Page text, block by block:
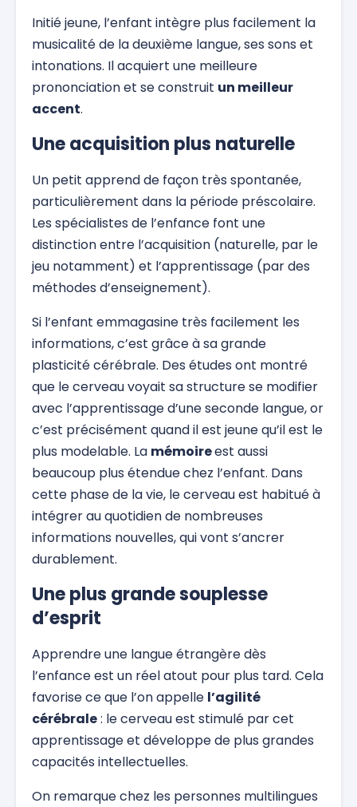
Initié jeune, l’enfant intègre plus facilement la
musicalité de la deuxième langue, ses sons et
intonations. Il acquiert une meilleure
prononciation et se construit un meilleur
accent.
Une acquisition plus naturelle
Un petit apprend de façon très spontanée,
particulièrement dans la période préscolaire.
Les spécialistes de l’enfance font une
distinction entre l’acquisition (naturelle, par le
jeu notamment) et l’apprentissage (par des
méthodes d’enseignement).
Si l’enfant emmagasine très facilement les
informations, c’est grâce à sa grande
plasticité cérébrale. Des études ont montré
que le cerveau voyait sa structure se modifier
avec l’apprentissage d’une seconde langue, or
c’est précisément quand il est jeune qu’il est le
plus modelable. La mémoireest aussi
beaucoup plus étendue chez l’enfant. Dans
cette phase de la vie, le cerveau est habitué à
intégrer au quotidien de nombreuses
informations nouvelles, qui vont s’ancrer
durablement.
Une plus grande souplesse
d’esprit
Apprendre une langue étrangère dès
l’enfance est un réel atout pour plus tard. Cela
favorise ce que l’on appelle l’agilité
cérébrale: le cerveau est stimulé par cet
apprentissage et développe de plus grandes
capacités intellectuelles.
On remarque chez les personnes multilingues